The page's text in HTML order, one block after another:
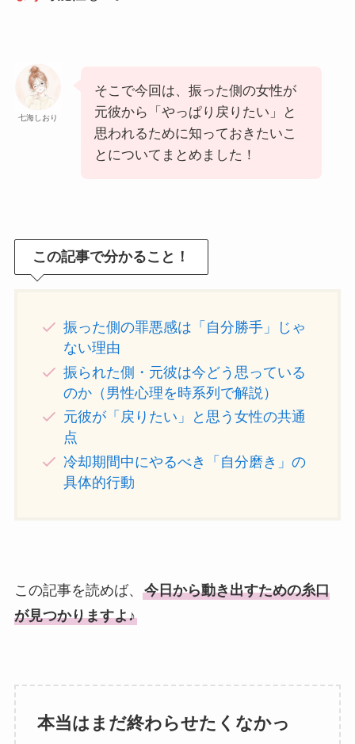
七海しおり
そこで今回は、振った側の女性が
元彼から「やっぱり戻りたい」と
思われるために知っておきたいこ
とについてまとめました！
この記事で分かること！
振った側の罪悪感は「自分勝手」じゃ
ない理由
振られた側・元彼は今どう思っている
のか（男性心理を時系列で解説）
元彼が「戻りたい」と思う女性の共通
点
冷却期間中にやるべき「自分磨き」の
具体的行動
この記事を読めば、 今日から動き出すための糸口
が見つかりますよ♪
本当はまだ終わらせたくなかっ